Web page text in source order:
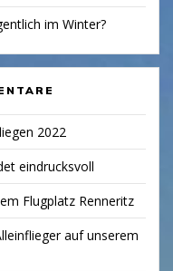
im Winter?
2022
eindrucksvoll
Flugplatz Renneritz
auf unserem